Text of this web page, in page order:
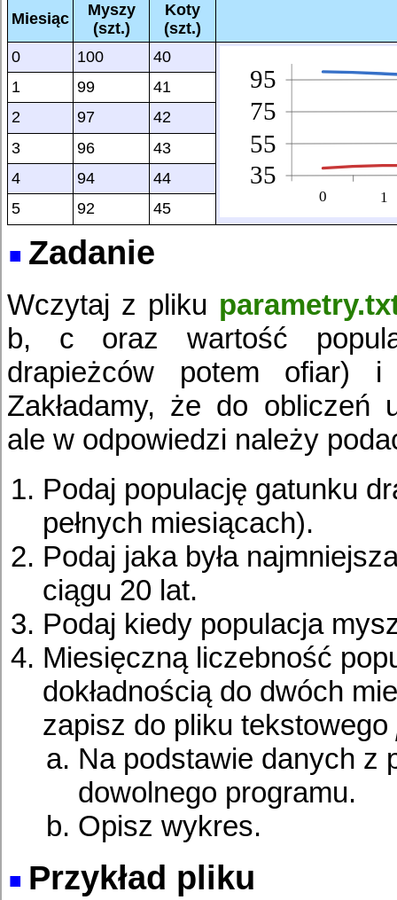
Miesiąc
Myszy
(szt.)
Koty
(szt.)
0
100
40
1
99
41
2
97
42
3
96
43
4
94
44
5
92 45
Zadanie
Wczytaj z pliku
b, c oraz wartość
drapieżców potem ofiar) i
Zakładamy, że do obliczeń
ale w odpowiedzi należy
Podaj populację gatunku
pełnych miesiącach).
Podaj jaka była
ciągu 20 lat.
Podaj kiedy populacja
Miesięczną liczebność
dokładnością do dwóch
zapisz do pliku tekstowego
Na podstawie danych z
dowolnego programu.
Opisz wykres.
Przykład pliku